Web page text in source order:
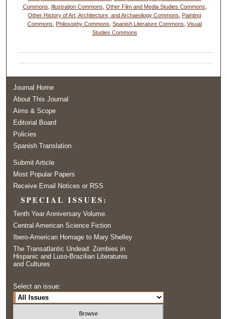
Commons
Illustration Commons Other Film and Media Studies Commons
Other History of Art, Architecture, and Archaeology Commons
Painting
Commons
Philosophy Commons ,Spanish Literature Commons ,Visual
Studies Commons
Journal Home
About This Journal
Aims & Scope
Editorial Board
Policies
Spanish Translation
Submit Article
Most Popular Papers
Receive Email Notices or RSS
SPECIAL ISSUES:
Tenth Year Anniversary Volume.
Central American Science Fiction
Ibero-American Homage to Mary Shelley
The Transatlantic Undead: Zombies in
Hispanic and Luso-Brazilian Literatures
and Cultures
Select an issue: